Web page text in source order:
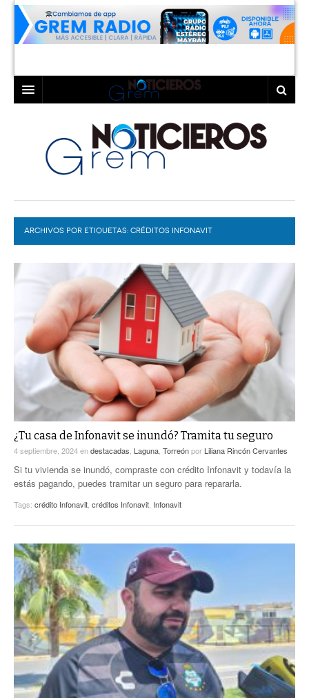
LAGUNA
TORREÓN
GÓMEZ PALACIO
LERDO
COAHUILA
DURANGO
DEPORTES
EXA
EL EXACTO
EXA INFORMA
GLOBO
CONTEXTOS
TRAYECTO LAGUNA
A MEDIA MAÑANA
A TODA LEY
DIÁLOGOS CON LA HISTORIA
TWEETS AND BEATS
LA MEJOR 97.1 ESTÉREO GALLITO
ACTUALIDADES GREM
LA MEJOR INFORMACIÓN
COLABORADORES
PC29
ACTUALIDADES GREM
ARCHIVOS POR ETIQUETAS: CRÉDITOS INFONAVIT
¿Tu casa de Infonavit se inundó? Tramita tu seguro
4 septiembre, 2024endestacadas Laguna Torreónpor Liliana Rincón Cervantes
Si tu vivienda se inundó, compraste con crédito Infonavit y todavía la
estás pagando, puedes tramitar un seguro para repararla.
Tags: crédito Infonavit créditos Infonavit Infonavit